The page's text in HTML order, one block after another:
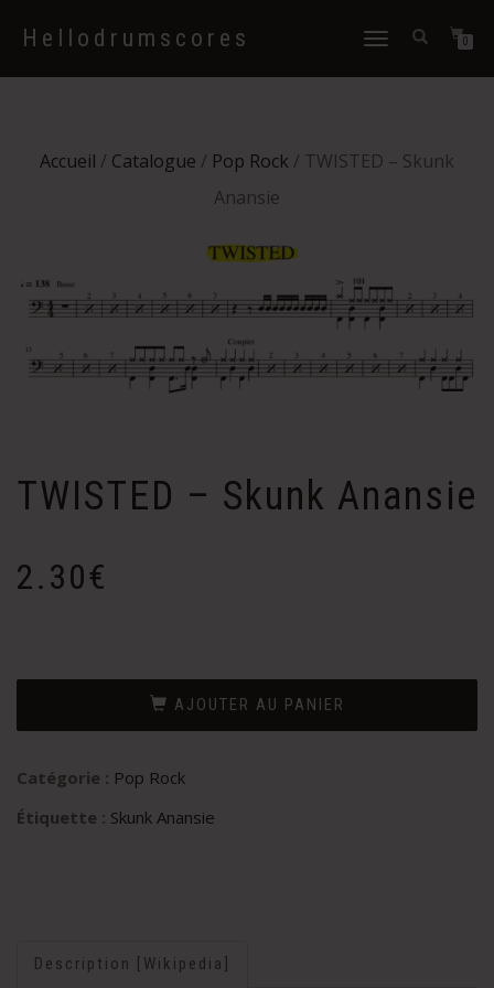
Hellodrumscores
Déplier
navigation
0
Accueil / Catalogue / Pop Rock / TWISTED – Skunk
Anansie
TWISTED – Skunk Anansie
2.30€
AJOUTER AU PANIER
Catégorie : Pop Rock
Étiquette : Skunk Anansie
Description [Wikipedia]